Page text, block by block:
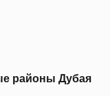
районы Дубая